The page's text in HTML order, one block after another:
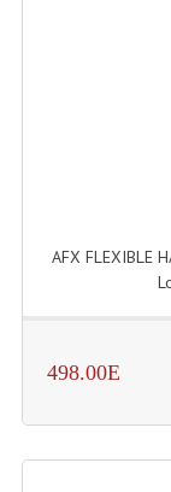
AFX FLEXIBLE
498.00E